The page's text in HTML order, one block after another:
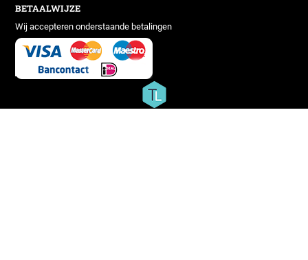
BETAALWIJZE
Wij accepteren onderstaande betalingen